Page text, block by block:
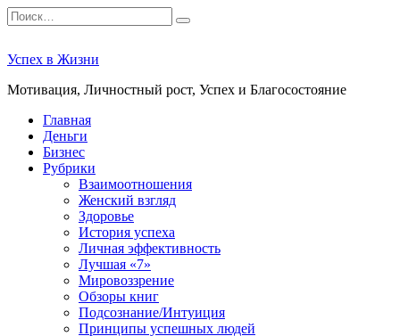
Перейти
к
Search
for:
Успех в Жизни
Мотивация, Личностный рост, Успех и Благосостояние
Главная
Деньги
Бизнес
Рубрики
Взаимоотношения
Женский взгляд
Здоровье
История успеха
Личная эффективность
Лучшая «7»
Мировоззрение
Обзоры книг
Подсознание/Интуиция
Принципы успешных людей